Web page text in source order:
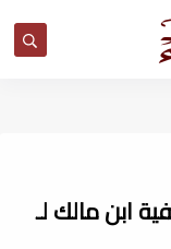
ابن مالك لـ